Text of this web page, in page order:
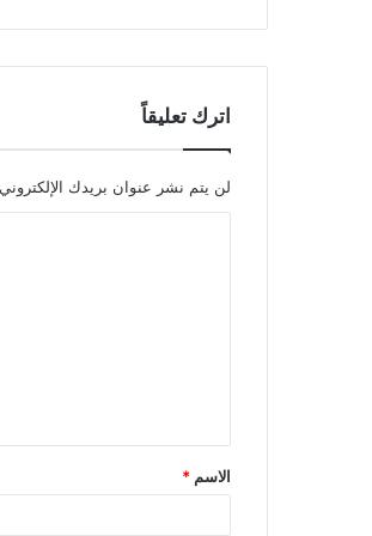
اترك تعليقاً
لن يتم نشر عنوان بريدك
ق
*
الاسم *